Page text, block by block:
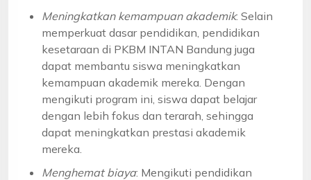
Meningkatkan kemampuan akademik: Selain
memperkuat dasar pendidikan, pendidikan
kesetaraan di PKBM INTAN Bandung juga
dapat membantu siswa meningkatkan
kemampuan akademik mereka. Dengan
mengikuti program ini, siswa dapat belajar
dengan lebih fokus dan terarah, sehingga
dapat meningkatkan prestasi akademik
mereka.
Menghemat biaya: Mengikuti pendidikan